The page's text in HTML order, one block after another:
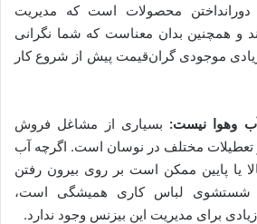
محصولات است که مدیریت
و همچنین بدان معناست که شما نگرانی
زیادی موجودی گران‌قیمت پیش از شروع کار
وهوا نیست: بسیاری از مشاغل فروش
مختلف در نوسان است. اگرچه آب
یا پایین ممکن است بر روی بیرون رفتن
اما شستشوی لباس کاری همیشگی است،
برای مدیریت این بیزنس وجود ندارد.